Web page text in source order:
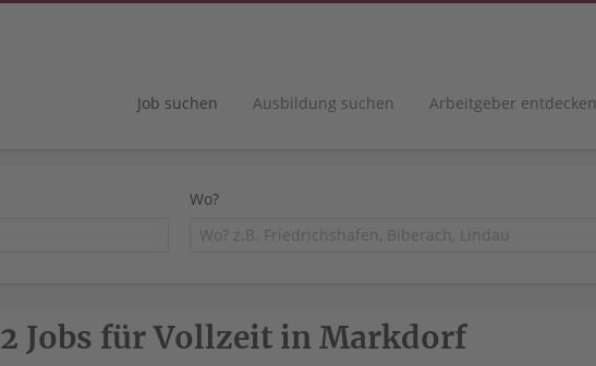
Job suchen Ausbildung suchen Arbeitgeber entdecken
Wo?
2 Jobs für Vollzeit in Markdorf